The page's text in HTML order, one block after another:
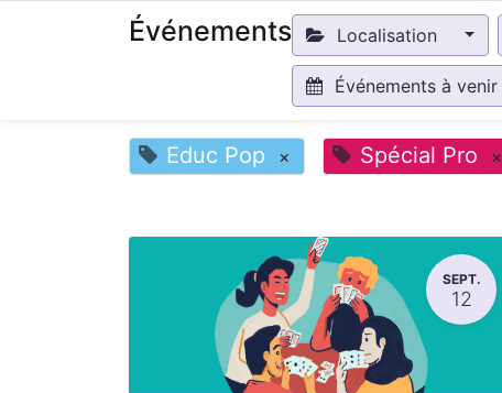
Événements Localisation
Événements à venir
Educ Pop × Spécial Pro ×
SEPT.
12